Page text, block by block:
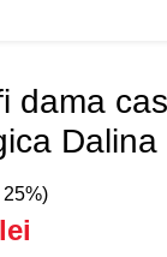
dama
Dalina
25%)